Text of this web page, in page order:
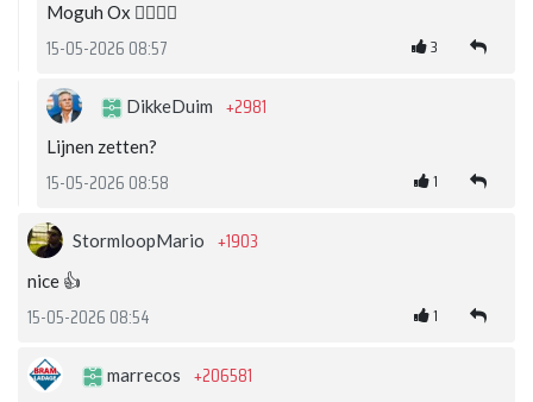
Moguh Ox 👍🏽💪🏽
15-05-2026 08:57 3
DikkeDuim +2981
Lijnen zetten?
15-05-2026 08:58 1
StormloopMario +1903
nice 👍
15-05-2026 08:54 1
marrecos +206581